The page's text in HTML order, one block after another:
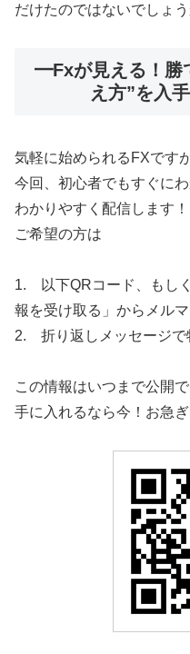
だけたのではないでしょう
━Fxが見える！勝
え方”を入
気軽に始められるFXです
今回、初心者でもすぐに
わかりやすく配信します！
ご希望の方は
1. 以下QRコード、もし
報を受け取る」からメルマ
2. 折り返しメッセージで
この情報はいつまで公開
手に入れるなら今！お急ぎ